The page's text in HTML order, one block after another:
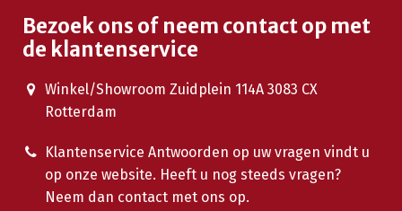
Bezoek ons of neem contact op met
de klantenservice
Winkel/Showroom Zuidplein 114A 3083 CX
Rotterdam
Klantenservice Antwoorden op uw vragen vindt u
op onze website. Heeft u nog steeds vragen?
Neem dan contact met ons op.